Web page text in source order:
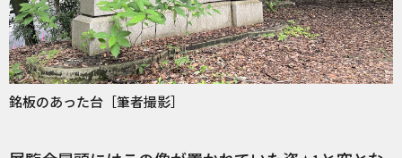
銘板のあった台［筆者撮影］